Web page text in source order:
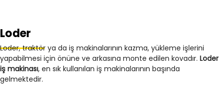
Loder
Loder, traktör ya da iş makinalarının kazma, yükleme işlerini
yapabilmesi için önüne ve arkasına monte edilen kovadır. Loder
iş makinası, en sık kullanılan iş makinalarının başında
gelmektedir.